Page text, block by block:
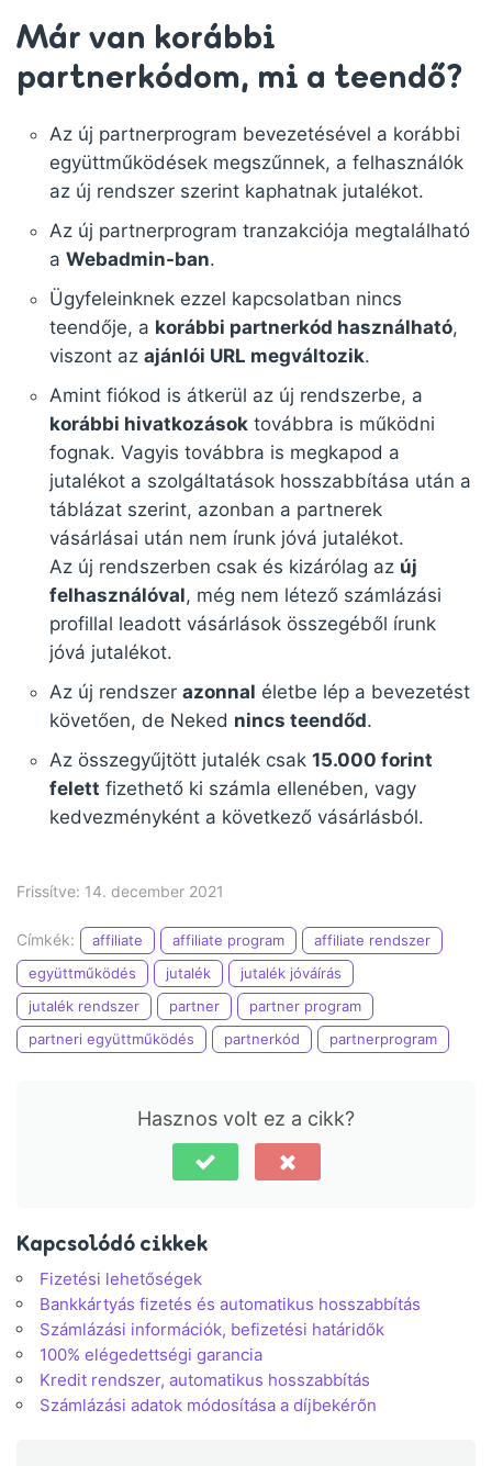
Már van korábbi
partnerkódom, mi a teendő?
Az új partnerprogram bevezetésével a korábbi
együttműködések megszűnnek, a felhasználók
az új rendszer szerint kaphatnak jutalékot.
Az új partnerprogram tranzakciója megtalálható
a Webadmin-ban.
Ügyfeleinknek ezzel kapcsolatban nincs
teendője, a korábbi partnerkód használható,
viszont az ajánlói URL megváltozik.
Amint fiókod is átkerül az új rendszerbe, a
korábbi hivatkozások továbbra is működni
fognak. Vagyis továbbra is megkapod a
jutalékot a szolgáltatások hosszabbítása után a
táblázat szerint, azonban a partnerek
vásárlásai után nem írunk jóvá jutalékot.
Az új rendszerben csak és kizárólag az új
felhasználóval, még nem létező számlázási
profillal leadott vásárlások összegéből írunk
jóvá jutalékot.
Az új rendszer azonnal életbe lép a bevezetést
követően, de Neked nincs teendőd.
Az összegyűjtött jutalék csak 15.000 forint
felett fizethető ki számla ellenében, vagy
kedvezményként a következő vásárlásból.
Frissítve: 14. december 2021
Címkék: affiliate affiliate program
affiliate rendszer
együttműködés
jutalék
jutalék jóváírás
jutalék rendszer
partner
partner program
partneri együttműködés
partnerkód partnerprogram
Hasznos volt ez a cikk?
Kapcsolódó cikkek
Fizetési lehetőségek
Bankkártyás fizetés és automatikus hosszabbítás
Számlázási információk, befizetési határidők
100% elégedettségi garancia
Kredit rendszer, automatikus hosszabbítás
Számlázási adatok módosítása a díjbekérőn